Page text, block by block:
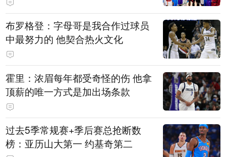
布罗格登：字母哥是我合作过球员
中最努力的 他契合热火文化
霍里：浓眉每年都受奇怪的伤 他拿
顶薪的唯一方式是加出场条款
过去5季常规赛+季后赛总抢断数
榜：亚历山大第一 约基奇第二